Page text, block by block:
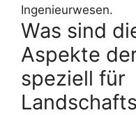
Ingenieurwesen.
Was sind
Aspekte
speziell für